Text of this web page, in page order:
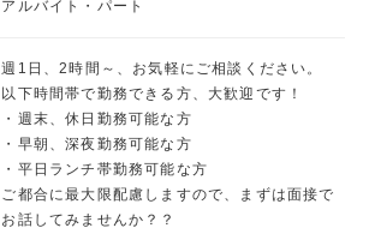
アルバイト・パート
週1日、2時間～、お気軽にご相談ください。
以下時間帯で勤務できる方、大歓迎です！
・週末、休日勤務可能な方
・早朝、深夜勤務可能な方
・平日ランチ帯勤務可能な方
ご都合に最大限配慮しますので、まずは面接で
お話してみませんか？？